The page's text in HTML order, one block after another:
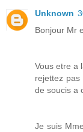
Unknown
Bonjour Mr
Vous etre a
rejettez
de soucis a
Je suis